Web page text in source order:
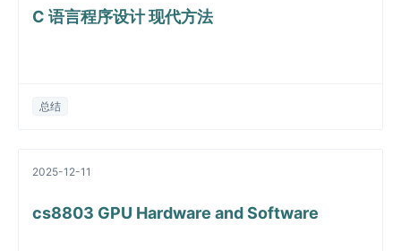
C 语言程序设计 现代方法
总结
2025-12-11
cs8803 GPU Hardware and Software